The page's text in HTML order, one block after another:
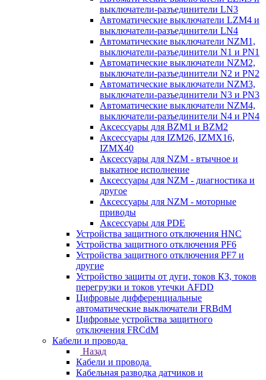
выключатели-разъединители LN3
Автоматические выключатели LZM4 и
выключатели-разъединители LN4
Автоматические выключатели NZM1,
выключатели-разъединители N1 и PN1
Автоматические выключатели NZM2,
выключатели-разъединители N2 и PN2
Автоматические выключатели NZM3,
выключатели-разъединители N3 и PN3
Автоматические выключатели NZM4,
выключатели-разъединители N4 и PN4
Аксессуары для BZM1 и BZM2
Аксессуары для IZM26, IZMX16,
IZMX40
Аксессуары для NZM - втычное и
выкатное исполнение
Аксессуары для NZM - диагностика и
другое
Аксессуары для NZM - моторные
приводы
Аксессуары для PDE
Устройства защитного отключения HNC
Устройства защитного отключения PF6
Устройства защитного отключения PF7 и
другие
Устройство защиты от дуги, токов КЗ, токов
перегрузки и токов утечки AFDD
Цифровые дифференциальные
автоматические выключатели FRBdM
Цифровые устройства защитного
отключения FRCdM
Кабели и провода
Назад
Кабели и провода
Кабельная разводка датчиков и